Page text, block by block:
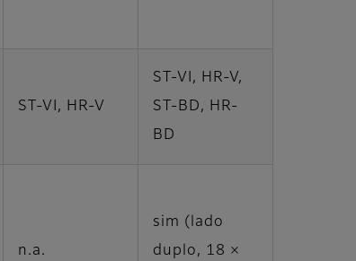
ST-VI, HR-V
ST-VI, HR-V,
ST-BD, HR-
BD
n.a.
sim (lado
duplo, 18 ×